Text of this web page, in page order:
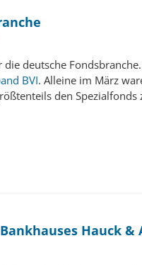
deutsche
BVI. Alleine im März
den
Hauck &